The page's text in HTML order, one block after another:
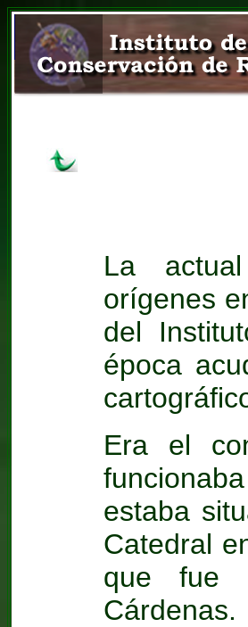
La
orígenes
del
época
Era el
estaba
Catedral
que fue
Cárdenas.